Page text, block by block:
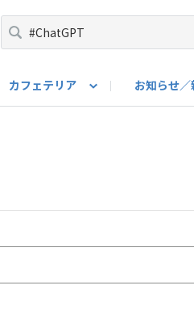
カフェテリア お知らせ